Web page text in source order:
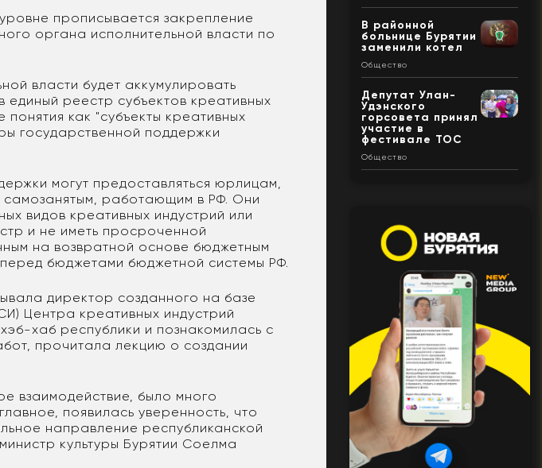
прописывается закрепление
органа исполнительной власти по
власти будет аккумулировать
реестр субъектов креативных
как "субъекты креативных
государственной поддержки
могут предоставляться юрлицам,
самозанятым, работающим в РФ. Они
видов креативных индустрий или
и не иметь просроченной
на возвратной основе бюджетным
бюджетами бюджетной системы РФ.
директор созданного на базе
Центра креативных индустрий
хаб республики и познакомилась с
прочитала лекцию о создании
взаимодействие, было много
появилась уверенность, что
направление республиканской
культуры Бурятии Соелма
В районной
больнице Бурятии
заменили котел
Общество
Депутат Улан-
Удэнского
горсовета принял
участие в
фестивале ТОС
Общество